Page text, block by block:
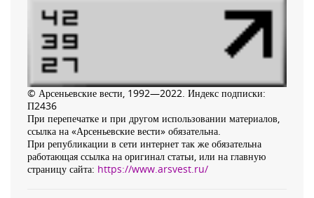
© Арсеньевские вести, 1992—2022. Индекс подписки:
П2436
При перепечатке и при другом использовании материалов,
ссылка на «Арсеньевские вести» обязательна.
При републикации в сети интернет так же обязательна
работающая ссылка на оригинал статьи, или на главную
страницу сайта: https://www.arsvest.ru/